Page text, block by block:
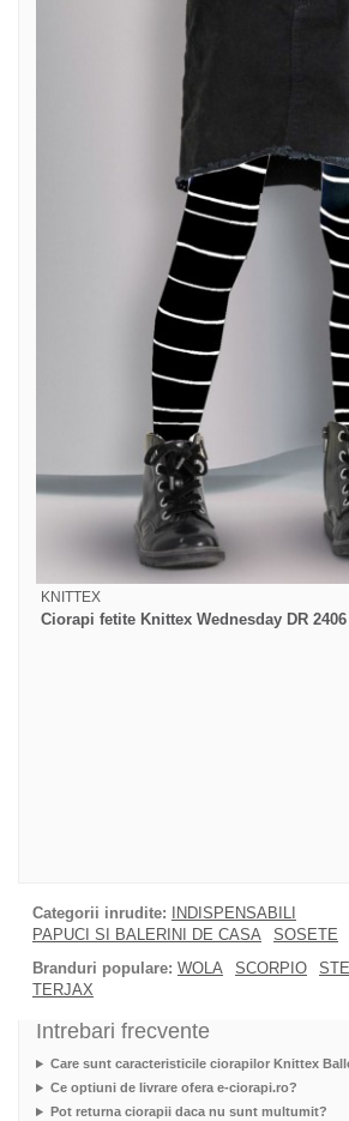
KNITTEX
Ciorapi fetite Knittex Wednesday DR
Categorii inrudite:
INDISPENSABILI
PAPUCI SI BALERINI DE CASA
SOSETE
Branduri populare: WOLA SCORPIO
TERJAX
Intrebari frecvente
Care sunt caracteristicile ciorapilor Knittex
Ce optiuni de livrare ofera e-ciorapi.ro?
Pot returna ciorapii daca nu sunt multumit?